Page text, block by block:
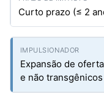
Curto prazo (≤ 2
Expansão de
e não transgênicos